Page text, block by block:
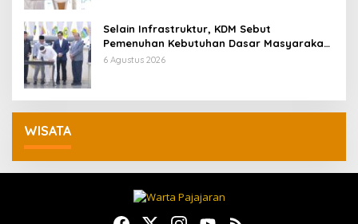
Selain Infrastruktur, KDM Sebut
Pemenuhan Kebutuhan Dasar Masyarakat
Jadi Fokus APBD Jabar 2027
6 Agustus 2026
WISATA